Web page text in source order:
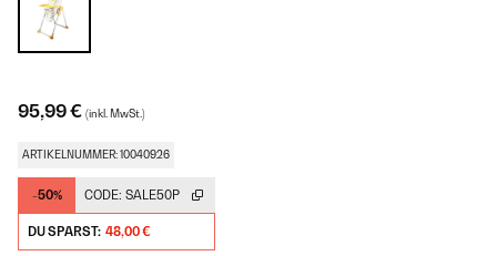
95,99 € (inkl. MwSt.)
ARTIKELNUMMER: 10040926
-50% CODE: SALE50P
DU SPARST: 48,00 €